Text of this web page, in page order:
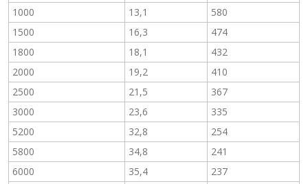
1000
13,1
580
1500
16,3
474
1800
18,1
432
2000
19,2
410
2500
21,5
367
3000
23,6
335
5200
32,8
254
5800
34,8
241
6000
35,4
237